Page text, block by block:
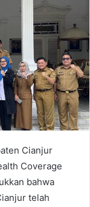
Cianjur
Coverage
bahwa
telah